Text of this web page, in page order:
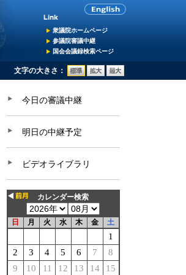
衆議院ホームページ
参議院審議中継
国会会議録検索ページ
文字の大きさ：
今日の審議中継
明日の中継予定
ビデオライブラリ
カレンダー検索
日 月 火 水 木 金 土
1
2
3 4 5 6 7
8
9
10 11 12 13 14
15